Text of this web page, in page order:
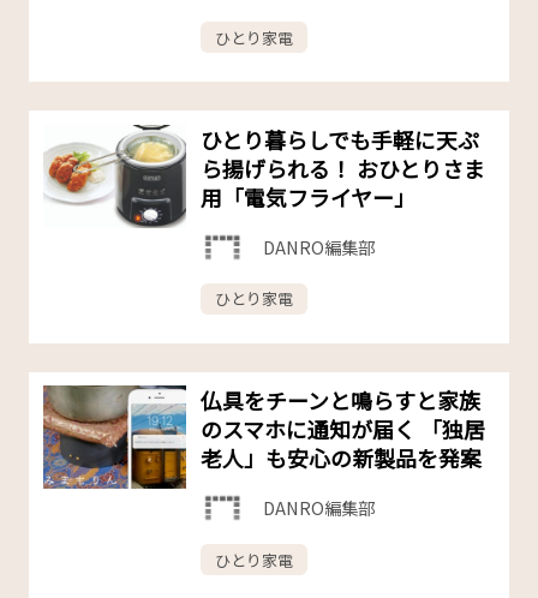
ひとり家電
ひとり暮らしでも手軽に天ぷ
ら揚げられる！ おひとりさま
用「電気フライヤー」
DANRO編集部
ひとり家電
仏具をチーンと鳴らすと家族
のスマホに通知が届く 「独居
老人」も安心の新製品を発案
DANRO編集部
ひとり家電